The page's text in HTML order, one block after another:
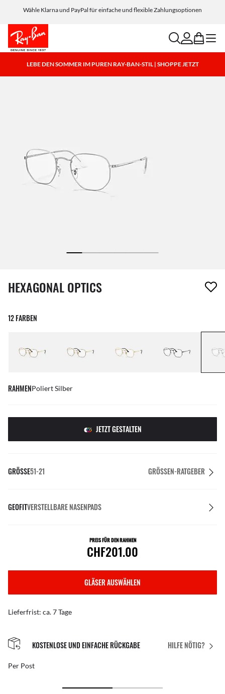
Wähle Klarna und PayPal für einfache und flexible Zahlungsoptionen
searchaccount
bag menu
LEBE DEN SOMMER IM PUREN RAY-BAN-STIL | SHOPPE JETZT
1 Artikel wurde von deiner Wunschliste entfernt
HEXAGONAL OPTICS
12 FARBEN
RAHMENPoliert Silber
JETZT GESTALTEN
GRÖSSE51-21 GRÖSSEN-RATGEBER
GEOFITVERSTELLBARE NASENPADS
PREIS FÜR DEN RAHMEN
CHF201.00
GLÄSER AUSWÄHLEN
Lieferfrist: ca. 7 Tage
HILFE NÖTIG?
KOSTENLOSE UND EINFACHE RÜCKGABE
Per Post